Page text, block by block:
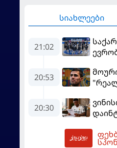
სიახლეები
21:02
20:53
20:30